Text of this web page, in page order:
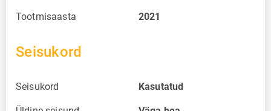
Tootmisaasta 2021
Seisukord
Seisukord Kasutatud